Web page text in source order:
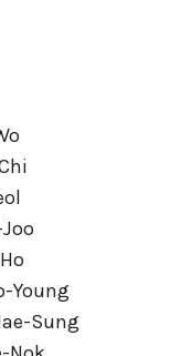
Young
Sung